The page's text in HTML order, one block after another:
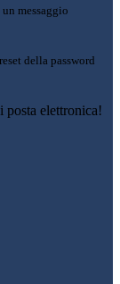
messaggio
della password
posta elettronica!